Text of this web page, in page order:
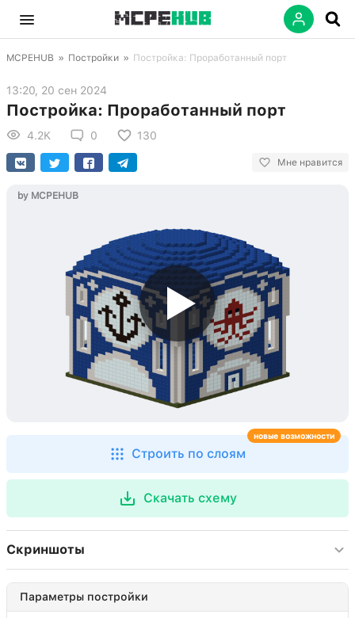
MCPEHUB » Постройки » Постройка: Проработанный порт
13:20, 20 сен 2024
Постройка: Проработанный порт
4.2K 0 130
Мне нравится
by MCPEHUB
Строить по слоям
новые возможности
Скачать схему
Скриншоты
Параметры постройки